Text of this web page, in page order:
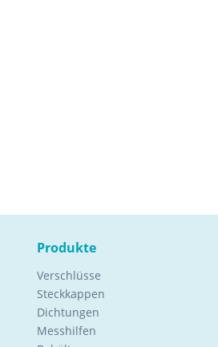
Produkte
Verschlüsse
Steckkappen
Dichtungen
Messhilfen